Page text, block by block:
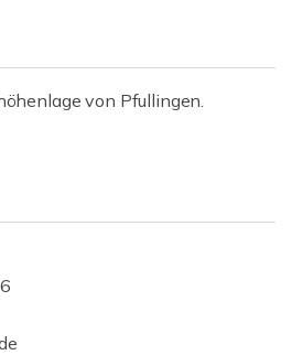
von Pfullingen.